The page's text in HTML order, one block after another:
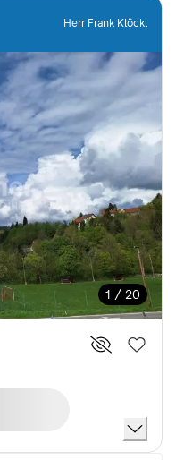
Herr Frank Klöckl
1 / 20